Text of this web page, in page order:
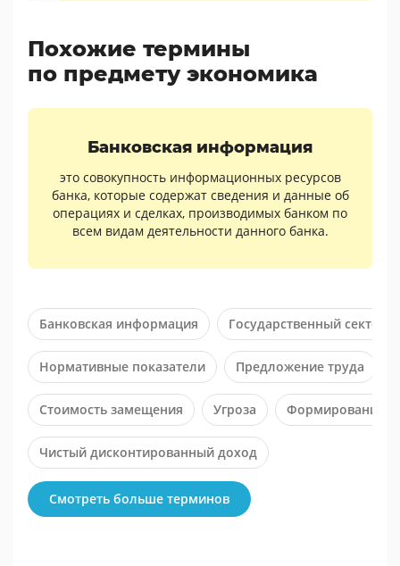
Похожие термины
по предмету экономика
Банковская информация
это совокупность информационных ресурсов
банка, которые содержат сведения и данные об
операциях и сделках, производимых банком по
всем видам деятельности данного банка.
Банковская информация Государственный сектор
Нормативные показатели Предложение труда
Стоимость замещения Угроза Формирование
Чистый дисконтированный доход
Смотреть больше терминов